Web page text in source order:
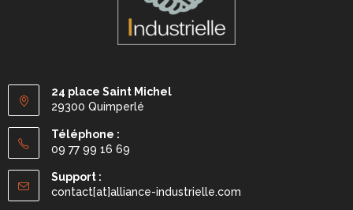
24 place Saint Michel
29300 Quimperlé
Téléphone :
09 77 99 16 69
Support :
contact[at]alliance-industrielle.com